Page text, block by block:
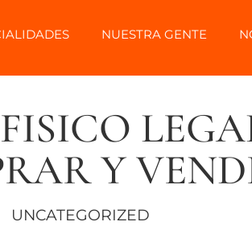
NUESTRA GENTE
Y
UNCATEGORIZED